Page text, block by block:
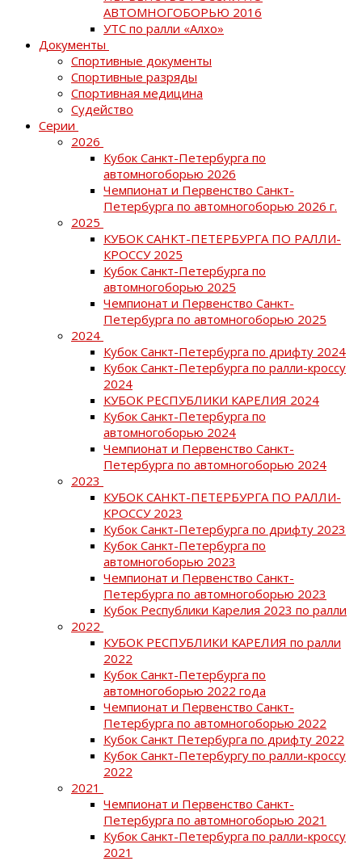
АВТОМНОГОБОРЬЮ 2016
УТС по ралли «Алхо»
Документы
Спортивные документы
Спортивные разряды
Спортивная медицина
Судейство
Серии
2026
Кубок Санкт-Петербурга по
автомногоборью 2026
Чемпионат и Первенство Санкт-
Петербурга по автомногоборью 2026 г.
2025
КУБОК САНКТ-ПЕТЕРБУРГА ПО РАЛЛИ-
КРОССУ 2025
Кубок Санкт-Петербурга по
автомногоборью 2025
Чемпионат и Первенство Санкт-
Петербурга по автомногоборью 2025
2024
Кубок Санкт-Петербурга по дрифту 2024
Кубок Санкт-Петербурга по ралли-кроссу
2024
КУБОК РЕСПУБЛИКИ КАРЕЛИЯ 2024
Кубок Санкт-Петербурга по
автомногоборью 2024
Чемпионат и Первенство Санкт-
Петербурга по автомногоборью 2024
2023
КУБОК САНКТ-ПЕТЕРБУРГА ПО РАЛЛИ-
КРОССУ 2023
Кубок Санкт-Петербурга по дрифту 2023
Кубок Санкт-Петербурга по
автомногоборью 2023
Чемпионат и Первенство Санкт-
Петербурга по автомногоборью 2023
Кубок Республики Карелия 2023 по ралли
2022
КУБОК РЕСПУБЛИКИ КАРЕЛИЯ по ралли
2022
Кубок Санкт-Петербурга по
автомногоборью 2022 года
Чемпионат и Первенство Санкт-
Петербурга по автомногоборью 2022
Кубок Санкт Петербурга по дрифту 2022
Кубок Санкт-Петербургу по ралли-кроссу
2022
2021
Чемпионат и Первенство Санкт-
Петербурга по автомногоборью 2021
Кубок Санкт-Петербурга по ралли-кроссу
2021